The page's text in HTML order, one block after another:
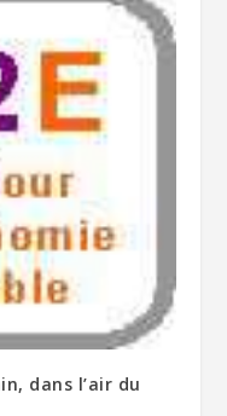
dans l’air du